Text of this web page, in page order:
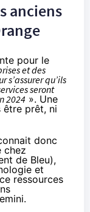
anciens
pour le
et des
s’assurer qu’ils
seront
2024 ». Une
être prêt, ni
donc
chez
de Bleu),
et
ressources